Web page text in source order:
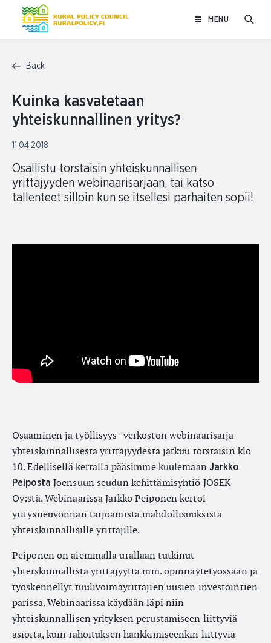
MENU
Back
Kuinka kasvatetaan
yhteiskunnallinen yritys?
11.04.2018
Osallistu torstaisin yhteiskunnallisen
yrittäjyyden webinaarisarjaan, tai katso
tallenteet silloin kun se itsellesi parhaiten sopii!
Osaaminen ja työllisyys -verkoston webinaarisarja
yhteiskunnallisesta yrittäjyydestä jatkuu torstaisin klo
10. Edellisellä kerralla pääsimme kuulemaanJarkko
Peiposta Joensuun seudun kehittämisyhtiö JOSEK
Oy:stä. Webinaarissa Jarkko Peiponen kertoi
yritysneuvonnan tarjoamista mahdollisuuksista
yhteiskunnallisille yrittäjille.
Peiponen on aiemmalla urallaan tutkinut
yhteiskunnallista yrittäjyyttä mm. opinnäytetyössään ja
työskennellyt tuulivoimayrittäjien uusien investointien
parissa. Webinaarissa käydään läpi niin
yhteiskunnallisen yrityksen perustamiseen liittyviä
asioita, kuin rahoituksen hankkimiseenkin liittyviä